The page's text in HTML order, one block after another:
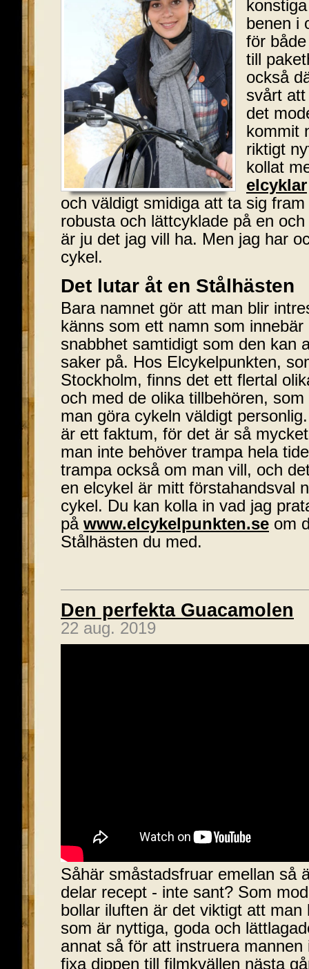
benen i
för
till
också
svårt
det
kommit
riktigt
kollat
elcyklar
och väldigt smidiga att ta sig
robusta och lättcyklade på en
är ju det jag vill ha. Men jag har
cykel.
Det lutar åt en Stålhästen
Bara namnet gör att man blir
känns som ett namn som
snabbhet samtidigt som den kan
saker på. Hos Elcykelpunkten,
Stockholm, finns det ett flertal
och med de olika tillbehören,
man göra cykeln väldigt
är ett faktum, för det är så
man inte behöver trampa hela
trampa också om man vill, och
en elcykel är mitt förstahandsval
cykel. Du kan kolla in vad jag
på www.elcykelpunkten.se om
Stålhästen du med.
Den perfekta Guacamolen
22 aug. 2019
Såhär småstadsfruar emellan så
delar recept - inte sant? Som
bollar iluften är det viktigt att
som är nyttiga, goda och
annat så för att instruera
fixa dippen till filmkvällen nästa